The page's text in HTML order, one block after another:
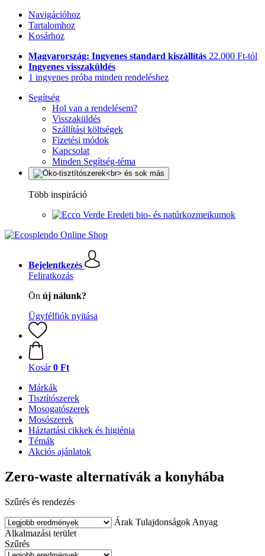
Navigációhoz
Tartalomhoz
Kosárhoz
Magyarország: Ingyenes standard kiszállítás 22.000 Ft-tól
Ingyenes visszaküldés
1 ingyenes próba minden rendeléshez
Segítség
Hol van a rendelésem?
Visszaküldés
Szállítási költségek
Fizetési módok
Kapcsolat
Minden Segítség-téma
Több inspiráció
Eredeti bio- és natúrkozmeikumok
Bejelentkezés
Feliratkozás
Ön új nálunk?
Ügyfélfiók nyitása
Kosár 0 Ft
Márkák
Tisztítószerek
Mosogatószerek
Mosószerek
Háztartási cikkek és higiénia
Témák
Akciós ajánlatok
Zero-waste alternatívák a konyhába
Szűrés és rendezés
Árak Tulajdonságok Anyag
Alkalmazási terület
Szűrés